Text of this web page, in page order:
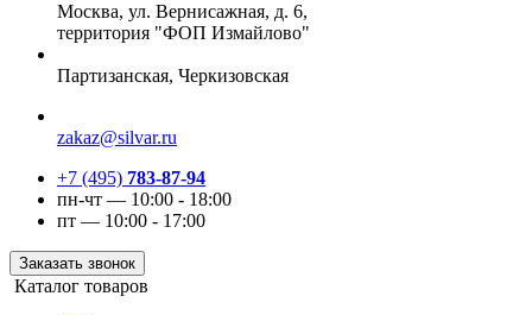
Москва, ул. Вернисажная, д. 6,
территория "ФОП Измайлово"
Партизанская, Черкизовская
zakaz@silvar.ru
+7 (495) 783-87-94
пн-чт — 10:00 - 18:00
пт — 10:00 - 17:00
Заказать звонок
Каталог товаров